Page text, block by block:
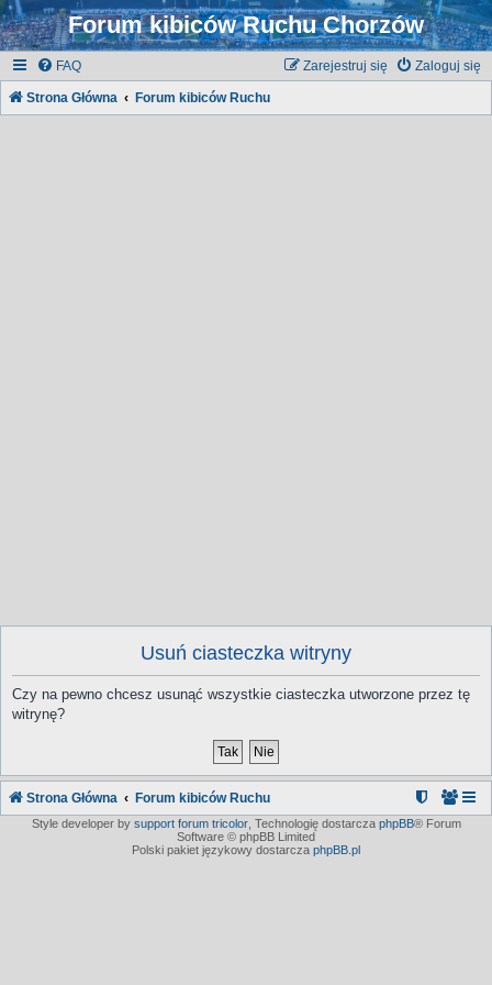
Forum kibiców Ruchu Chorzów
FAQ Zaloguj się
Zarejestruj się
Strona Główna Forum kibiców Ruchu
Usuń ciasteczka witryny
Czy na pewno chcesz usunąć wszystkie ciasteczka utworzone przez tę
witrynę?
Strona Główna Forum kibiców Ruchu
Style developer by support forum tricolor, Technologię dostarcza phpBB® Forum
Software © phpBB Limited
Polski pakiet językowy dostarcza phpBB.pl